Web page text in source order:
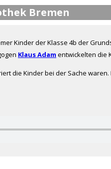
Bremen
Kinder der Klasse 4b der
Klaus Adam entwickelten die
die Kinder bei der Sache